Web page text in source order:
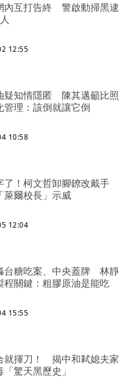
內互打告終 警啟動掃黑逮
12:55
疑知情隱匿 陳其邁籲比照
管理：該倒就讓它倒
10:58
了！柯文哲卸腳鐐改戴手
爾校長」示威
12:04
台糖吃案、中央蓋牌 林靜
程關鍵：粗膠原油是能吃
15:55
就揮刀！ 揭中和弒媳夫家
驚天黑歷史」